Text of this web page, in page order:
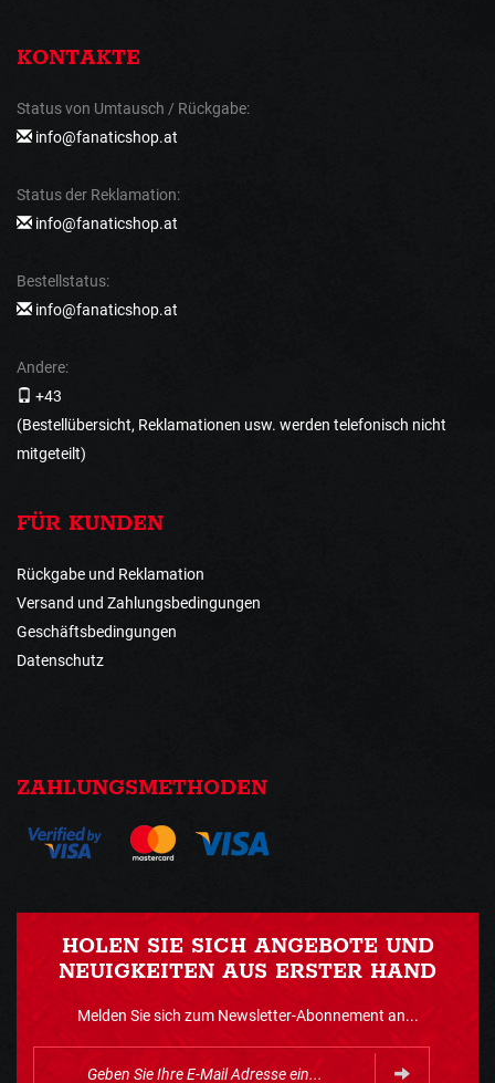
KONTAKTE
Status von Umtausch / Rückgabe:
info@fanaticshop.at
Status der Reklamation:
info@fanaticshop.at
Bestellstatus:
info@fanaticshop.at
Andere:
+43
(Bestellübersicht, Reklamationen usw. werden telefonisch nicht
mitgeteilt)
FÜR KUNDEN
Rückgabe und Reklamation
Versand und Zahlungsbedingungen
Geschäftsbedingungen
Datenschutz
ZAHLUNGSMETHODEN
HOLEN SIE SICH ANGEBOTE UND
NEUIGKEITEN AUS ERSTER HAND
Melden Sie sich zum Newsletter-Abonnement an...